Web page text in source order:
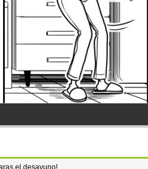
el desayuno!